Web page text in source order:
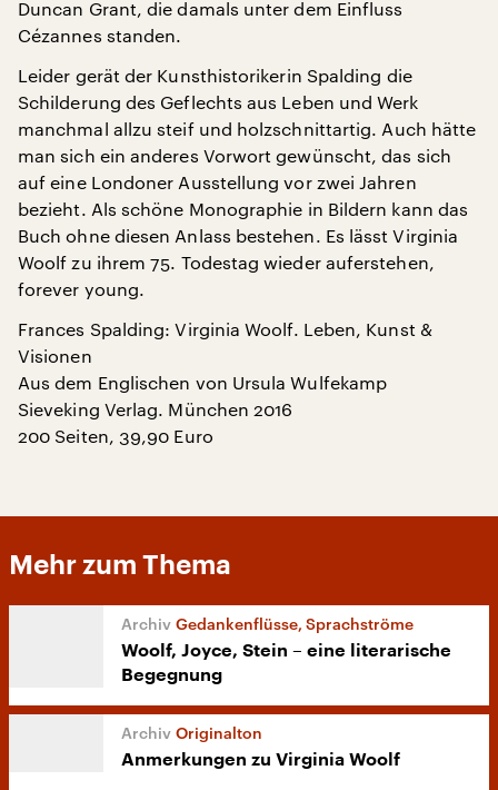
Duncan Grant, die damals unter dem Einfluss
Cézannes standen.
Leider gerät der Kunsthistorikerin Spalding die
Schilderung des Geflechts aus Leben und Werk
manchmal allzu steif und holzschnittartig. Auch hätte
man sich ein anderes Vorwort gewünscht, das sich
auf eine Londoner Ausstellung vor zwei Jahren
bezieht. Als schöne Monographie in Bildern kann das
Buch ohne diesen Anlass bestehen. Es lässt Virginia
Woolf zu ihrem 75. Todestag wieder auferstehen,
forever young.
Frances Spalding: Virginia Woolf. Leben, Kunst &
Visionen
Aus dem Englischen von Ursula Wulfekamp
Sieveking Verlag. München 2016
200 Seiten, 39,90 Euro
Mehr zum Thema
Gedankenflüsse, Sprachströme
Woolf, Joyce, Stein – eine literarische
Begegnung
Originalton
Anmerkungen zu Virginia Woolf